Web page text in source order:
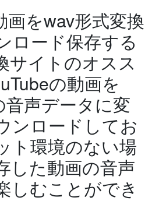
画をwav形式変換
ロード保存する
サイトのオスス
の動画を
音声データに変
ンロードしてお
ト環境のない場
した動画の音声
しむことができ